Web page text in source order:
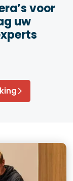
voor
uw